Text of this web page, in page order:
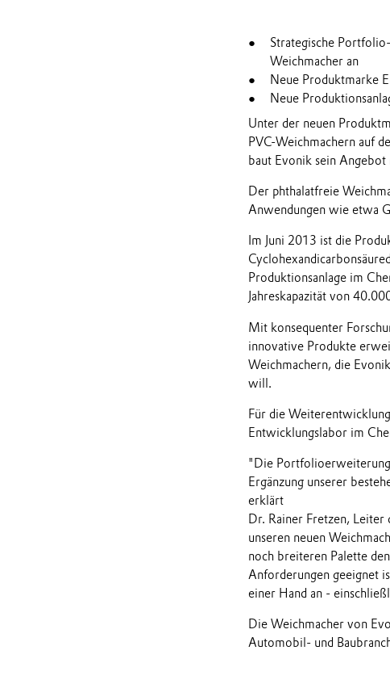
Strategische
Weichmacher an
Neue Produktmarke
Neue
Unter der neuen
PVC-Weichmachern auf
baut Evonik sein Angebot
Der phthalatfreie
Anwendungen wie etwa
Im Juni 2013 ist die
Produktionsanlage im
Jahreskapazität von
Mit konsequenter
innovative Produkte
Weichmachern, die
will.
Für die
Entwicklungslabor im
"Die Portfolioerweiterung
Ergänzung unserer
erklärt
Dr. Rainer Fretzen,
unseren neuen
noch breiteren Palette
Anforderungen geeignet
einer Hand an -
Die Weichmacher von
Automobil- und